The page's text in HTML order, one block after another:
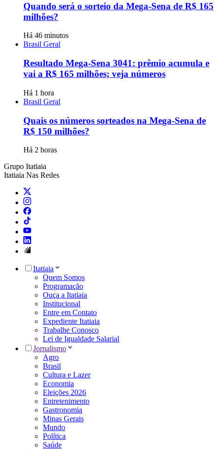
Quando será o sorteio da Mega-Sena de R$ 165
milhões?
Há 46 minutos
Brasil Geral
Resultado Mega-Sena 3041: prêmio acumula e
vai a R$ 165 milhões; veja números
Há 1 hora
Brasil Geral
Quais os números sorteados na Mega-Sena de
R$ 150 milhões?
Há 2 horas
Grupo Itatiaia
Itatiaia Nas Redes
Itatiaia
Quem Somos
Programação
Ouça a Itatiaia
Institucional
Entre em Contato
Expediente Itatiaia
Trabalhe Conosco
Lei de Igualdade Salarial
Jornalismo
Agro
Brasil
Cultura e Lazer
Economia
Eleições 2026
Entretenimento
Gastronomia
Minas Gerais
Mundo
Política
Saúde